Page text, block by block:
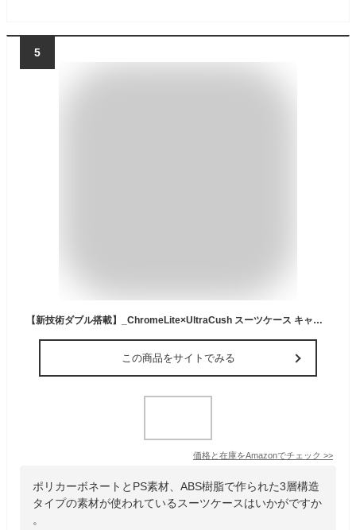
5
【新技術ダブル搭載】_ChromeLite×UltraCush スーツケース キャリーケース 機内持ち込み キャリーバッグ ssサイズ シルバー
この商品をサイトでみる
価格と在庫をAmazonでチェック >>
ポリカーボネートとPS素材、ABS樹脂で作られた3層構造
タイプの素材が使われているスーツケースはいかがですか
。